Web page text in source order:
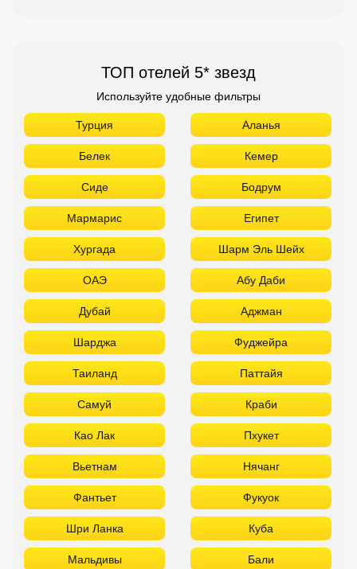
ТОП отелей 5* звезд
Используйте удобные фильтры
Турция Аланья
Белек Кемер
Сиде Бодрум
Мармарис Египет
Хургада Шарм Эль Шейх
ОАЭ Абу Даби
Дубай Аджман
Шарджа Фуджейра
Таиланд Паттайя
Самуй Краби
Као Лак Пхукет
Вьетнам Нячанг
Фантьет Фукуок
Шри Ланка Куба
Мальдивы Бали